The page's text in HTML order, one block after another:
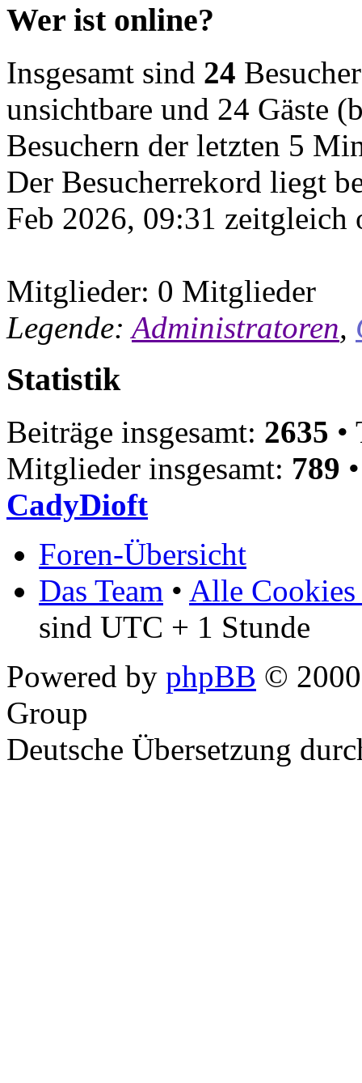
Wer ist online?
Insgesamt sind 24
unsichtbare und 24 Gäste
Besuchern der letzten 5
Der Besucherrekord liegt
Feb 2026, 09:31 zeitgleich
Mitglieder: 0 Mitglieder
Legende: Administratoren,
Statistik
Beiträge insgesamt: 2635 •
Mitglieder insgesamt: 789
CadyDioft
Foren-Übersicht
Das Team • Alle Cookies
sind UTC + 1 Stunde
Powered by phpBB ©
Group
Deutsche Übersetzung